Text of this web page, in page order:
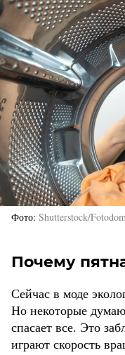
Фото Shutterstock/
Почему
Сейчас в моде
Но некоторые
спасает все. Это
играют скорость